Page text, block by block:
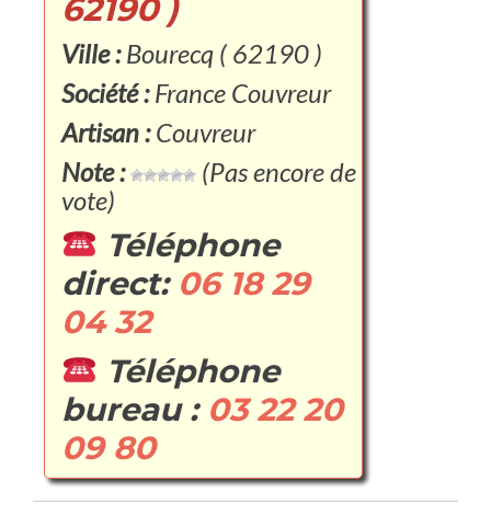
62190 )
Ville :Bourecq ( 62190 )
Société :France Couvreur
Artisan :Couvreur
Note :
(Pas encore de
vote)
Téléphone
direct: 06 18 29
04 32
Téléphone
bureau : 03 22 20
09 80